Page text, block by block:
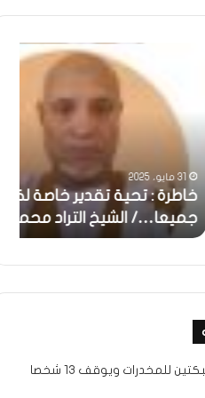
تقدير خاصة لكم
التراد محمد
بونا
الدرك يفكك شبكتين للمخدرات ويوقف 13 شخصا